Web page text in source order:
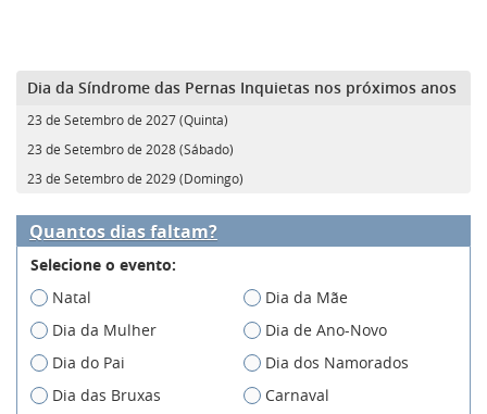
Dia da Síndrome das Pernas Inquietas nos próximos anos
23 de Setembro de 2027 (Quinta)
23 de Setembro de 2028 (Sábado)
23 de Setembro de 2029 (Domingo)
Quantos dias faltam?
Selecione o evento:
Natal
Dia da Mãe
Dia da Mulher
Dia de Ano-Novo
Dia do Pai
Dia dos Namorados
Dia das Bruxas
Carnaval